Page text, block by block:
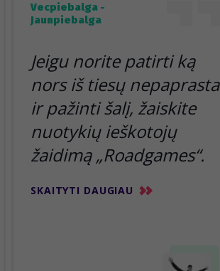
Vecpiebalga -
Jaunpiebalga
Jeigu norite patirti ką
nors iš tiesų nepaprasta
ir pažinti šalį, žaiskite
nuotykių ieškotojų
žaidimą „Roadgames“.
SKAITYTI DAUGIAU